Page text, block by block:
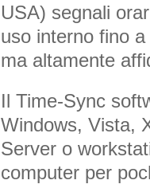
USA) segnali
uso interno fino
ma altamente
Il Time-Sync
Windows, Vista,
Server o
computer per